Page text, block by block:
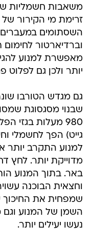
משאבות חשמליות
זרימת מי הקירור של
השסתומים
וברדיארטור
מאפשרת למנוע
יותר ולכן גם לפלוט
גם מגדש הטורבו
שבנוי מסגסוגת
980 מעלות בגזי
גייט) הפך לחשמלי
למנוע התקרב יותר
באר. בתוך המנוע
וחצאית הבוכנה
שמפחית את החיכוך
השמן של המנוע וגם
נעשו יעילים יותר.